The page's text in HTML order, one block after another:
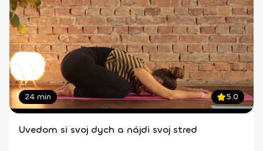
24 min 5.0
Uvedom si svoj dych a nájdi svoj stred